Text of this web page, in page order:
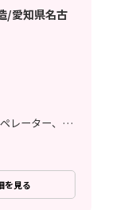
/愛知県名古
検査、組立・組付け、加工、マシンオペレーター、クリーンルーム、清掃・洗浄、品質管理、メンテナンス・保全、フォークリフト、玉掛け・クレーン、ライン作業、鋳造・鍛造、立ち作業、溶接、塗装、バリ取り、その他
を見る